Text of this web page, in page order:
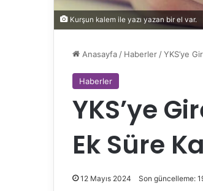
Kurşun kalem ile yazı yazan bir el var.
Anasayfa / Haberler /YKS’ye
Haberler
YKS’ye
Ek Süre
12 Mayıs 2024 Son güncelleme: